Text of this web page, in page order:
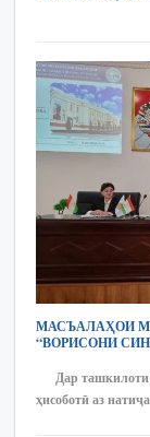
МАСЪАЛАҲОИ
“ВОРИСОНИ
Дар ташкилоти
ҳисоботӣ аз